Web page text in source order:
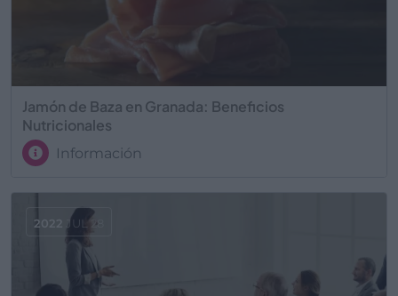
Jamón de Baza en Granada: Beneficios
Nutricionales
Información
2022 JUL 28